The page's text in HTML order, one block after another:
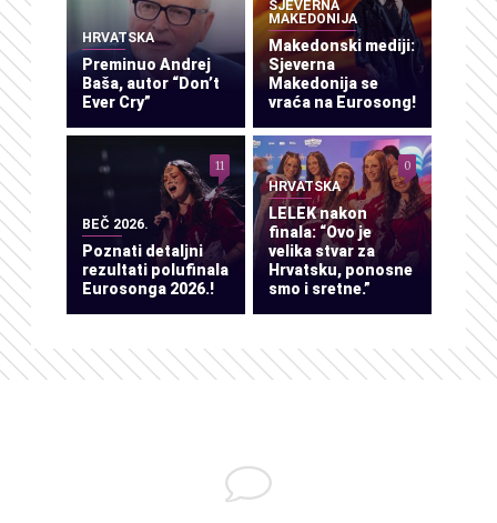
HRVATSKA
Preminuo Andrej
Baša, autor “Don’t
Ever Cry”
SJEVERNA
MAKEDONIJA
Makedonski mediji:
Sjeverna
Makedonija se
vraća na Eurosong!
BEČ 2026.
Poznati detaljni
rezultati polufinala
Eurosonga 2026.!
11
HRVATSKA
LELEK nakon
finala: “Ovo je
velika stvar za
Hrvatsku, ponosne
smo i sretne.”
0